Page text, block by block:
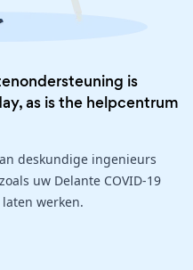
is
as is the helpcentrum
deskundige ingenieurs
uw Delante COVID-19
werken.